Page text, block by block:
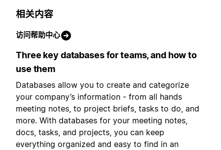
相关内容
访问帮助中心
Three key databases for teams, and how to
use them
Databases allow you to create and categorize
your company’s information - from all hands
meeting notes, to project briefs, tasks to do, and
more. With databases for your meeting notes,
docs, tasks, and projects, you can keep
everything organized and easy to find in an